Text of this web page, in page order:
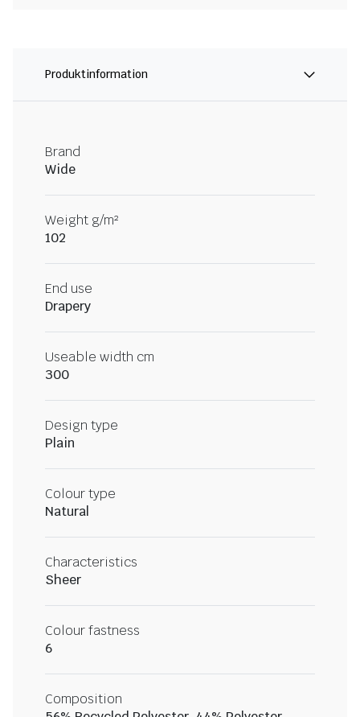
Produktinformation
Brand
Wide
Weight g/m²
102
End use
Drapery
Useable width cm
300
Design type
Plain
Colour type
Natural
Characteristics
Sheer
Colour fastness
6
Composition